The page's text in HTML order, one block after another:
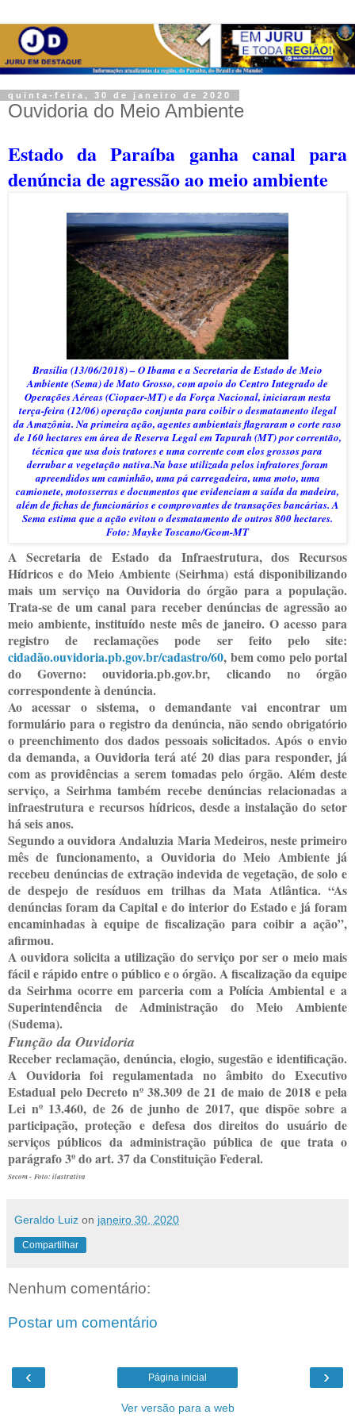
quinta-feira, 30 de janeiro de 2020
Ouvidoria do Meio Ambiente
Estado da Paraíba ganha canal para
denúncia de agressão ao meio ambiente
Brasília (13/06/2018) – O Ibama e a Secretaria de Estado de Meio
Ambiente (Sema) de Mato Grosso, com apoio do Centro Integrado de
Operações Aéreas (Ciopaer-MT) e da Força Nacional, iniciaram nesta
terça-feira (12/06) operação conjunta para coibir o desmatamento ilegal
da Amazônia. Na primeira ação, agentes ambientais flagraram o corte raso
de 160 hectares em área de Reserva Legal em Tapurah (MT) por correntão,
técnica que usa dois tratores e uma corrente com elos grossos para
derrubar a vegetação nativa.Na base utilizada pelos infratores foram
apreendidos um caminhão, uma pá carregadeira, uma moto, uma
camionete, motosserras e documentos que evidenciam a saída da madeira,
além de fichas de funcionários e comprovantes de transações bancárias. A
Sema estima que a ação evitou o desmatamento de outros 800 hectares.
Foto: Mayke Toscano/Gcom-MT
A Secretaria de Estado da Infraestrutura, dos Recursos
Hídricos e do Meio Ambiente (Seirhma) está disponibilizando
mais um serviço na Ouvidoria do órgão para a população.
Trata-se de um canal para receber denúncias de agressão ao
meio ambiente, instituído neste mês de janeiro. O acesso para
registro de reclamações pode ser feito pelo site:
cidadão.ouvidoria.pb.gov.br/cadastro/60, bem como pelo portal
do Governo: ouvidoria.pb.gov.br, clicando no órgão
correspondente à denúncia.
Ao acessar o sistema, o demandante vai encontrar um
formulário para o registro da denúncia, não sendo obrigatório
o preenchimento dos dados pessoais solicitados. Após o envio
da demanda, a Ouvidoria terá até 20 dias para responder, já
com as providências a serem tomadas pelo órgão. Além deste
serviço, a Seirhma também recebe denúncias relacionadas a
infraestrutura e recursos hídricos, desde a instalação do setor
há seis anos.
Segundo a ouvidora Andaluzia Maria Medeiros, neste primeiro
mês de funcionamento, a Ouvidoria do Meio Ambiente já
recebeu denúncias de extração indevida de vegetação, de solo e
de despejo de resíduos em trilhas da Mata Atlântica. “As
denúncias foram da Capital e do interior do Estado e já foram
encaminhadas à equipe de fiscalização para coibir a ação”,
afirmou.
A ouvidora solicita a utilização do serviço por ser o meio mais
fácil e rápido entre o público e o órgão. A fiscalização da equipe
da Seirhma ocorre em parceria com a Polícia Ambiental e a
Superintendência de Administração do Meio Ambiente
(Sudema).
Função da Ouvidoria
Receber reclamação, denúncia, elogio, sugestão e identificação.
A Ouvidoria foi regulamentada no âmbito do Executivo
Estadual pelo Decreto nº 38.309 de 21 de maio de 2018 e pela
Lei nº 13.460, de 26 de junho de 2017, que dispõe sobre a
participação, proteção e defesa dos direitos do usuário de
serviços públicos da administração pública de que trata o
parágrafo 3º do art. 37 da Constituição Federal.
Secom - Foto: ilustrativa
Geraldo Luiz on janeiro 30, 2020
Compartilhar
Nenhum comentário:
Postar um comentário
‹ ›
Página inicial
Ver versão para a web